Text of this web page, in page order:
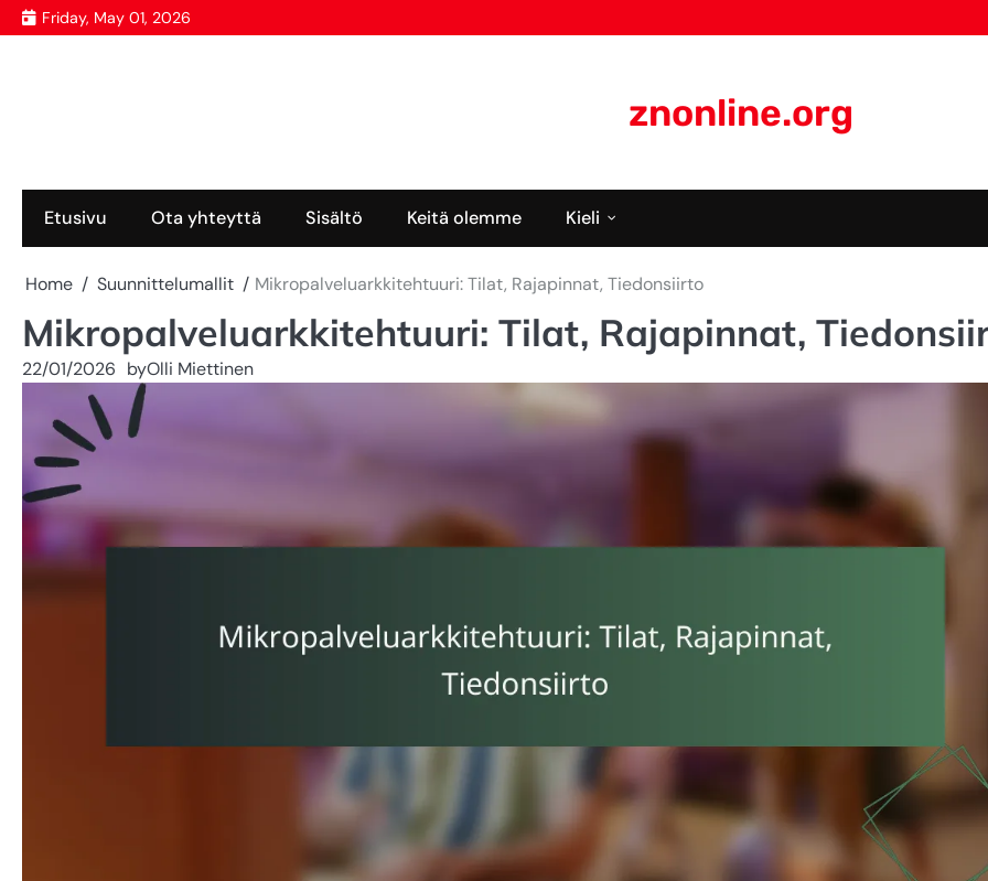
Skip
to
Friday, May 01, 2026
znonline.org
Etusivu Ota yhteyttä Sisältö Keitä olemme Kieli
Home Suunnittelumallit Mikropalveluarkkitehtuuri: Tilat, Rajapinnat, Tiedonsiirto
Mikropalveluarkkitehtuuri: Tilat, Rajapinnat,
22/01/2026 byOlli Miettinen